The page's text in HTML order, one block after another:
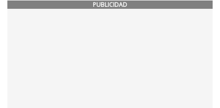
PUBLICIDAD